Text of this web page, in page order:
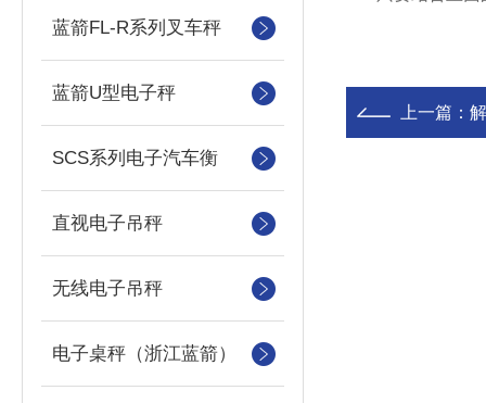
蓝箭FL-R系列叉车秤
蓝箭U型电子秤
SCS系列电子汽车衡
直视电子吊秤
无线电子吊秤
电子桌秤（浙江蓝箭）
上一篇：